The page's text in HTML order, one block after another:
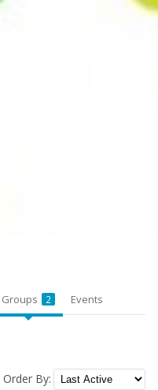
Groups 2 Events
Order By: